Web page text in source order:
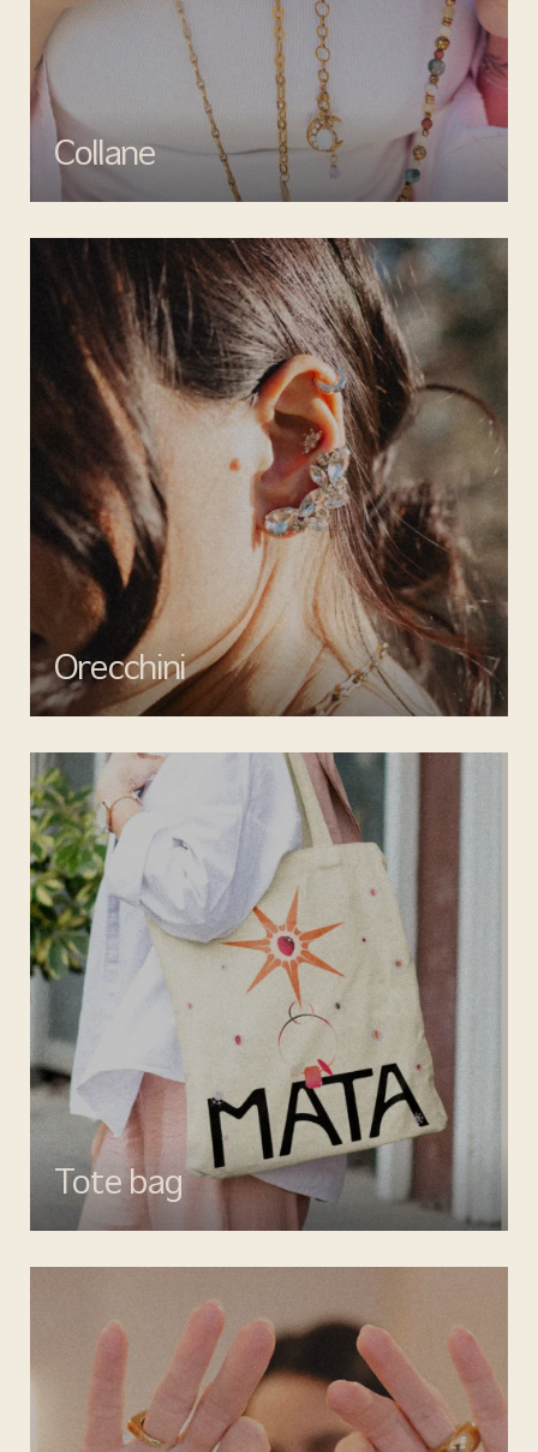
Collane
Esalta il tuo look con le collane di Mata gioielli, un perfetto mix di
Orecchini
Valorizza ogni outfit con gli orecchini di Mata gioielli: creazioni
Tote bag
Esalta il tuo look con gli accessori MATA, dettagli di stile per ogni